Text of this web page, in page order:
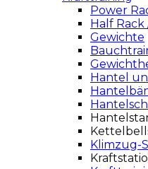
Power
Half
Gewichte
Hantel
Klimzug-